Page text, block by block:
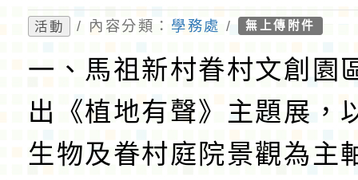
活動 / 內容分類： 學務處 / 無上傳附件
一、馬祖新村眷村文創園
出《植地有聲》主題展，
生物及眷村庭院景觀為主